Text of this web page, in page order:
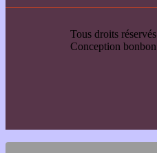
Tous droits
Conception bonbon